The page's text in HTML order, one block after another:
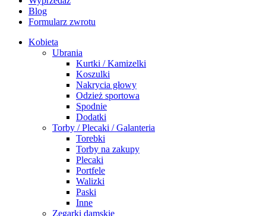
Blog
Formularz zwrotu
Kobieta
Ubrania
Kurtki / Kamizelki
Koszulki
Nakrycia głowy
Odzież sportowa
Spodnie
Dodatki
Torby / Plecaki / Galanteria
Torebki
Torby na zakupy
Plecaki
Portfele
Walizki
Paski
Inne
Zegarki damskie